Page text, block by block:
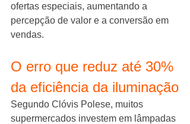
ofertas especiais, aumentando a
percepção de valor e a conversão em
vendas.
O erro que reduz até 30%
da eficiência da iluminação
Segundo Clóvis Polese, muitos
supermercados investem em lâmpadas